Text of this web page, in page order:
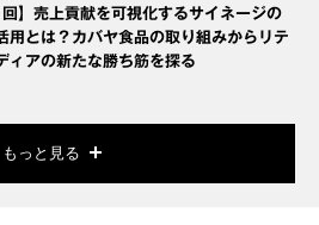
回】売上貢献を可視化するサイネージの
用とは？カバヤ食品の取り組みからリテ
ィアの新たな勝ち筋を探る
もっと見る